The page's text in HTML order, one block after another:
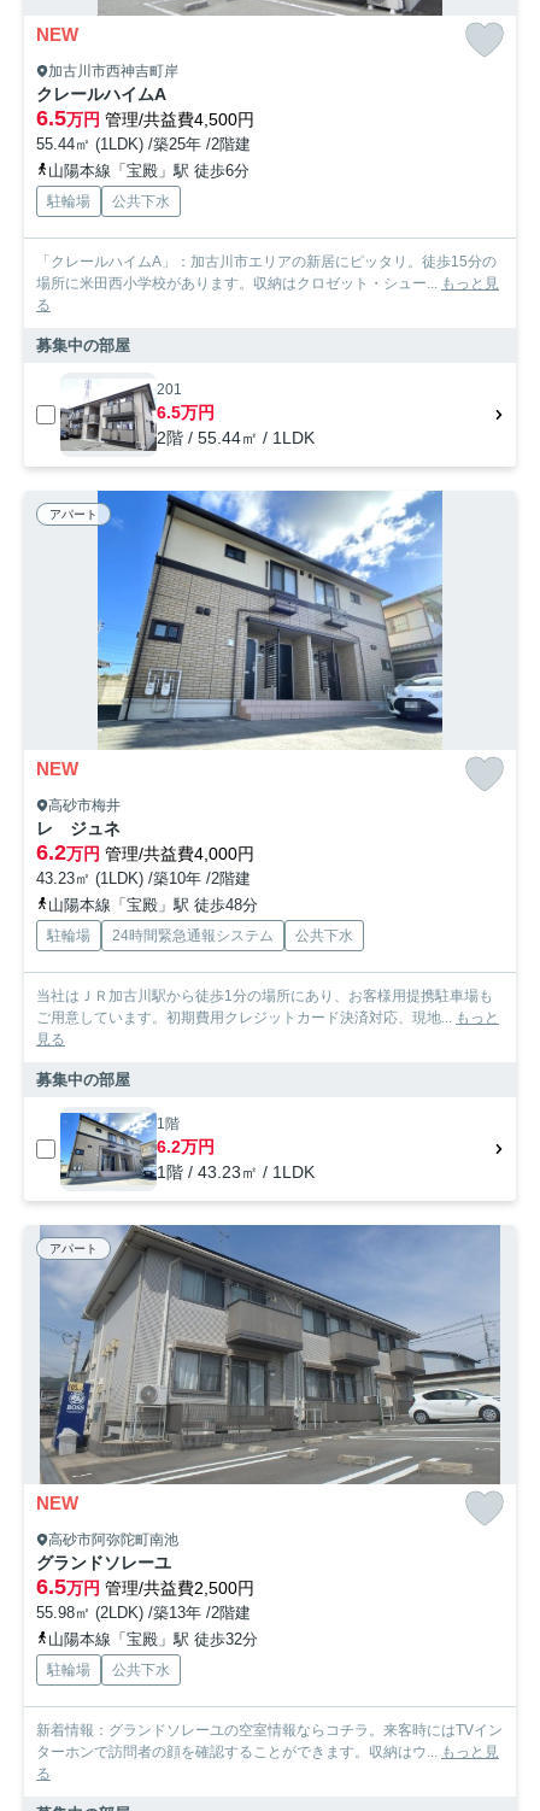
NEW
加古川市西神吉町岸
クレールハイムA
6.5万円 管理/共益費4,500円
55.44㎡ (1LDK) /築25年 /2階建
山陽本線「宝殿」駅 徒歩6分
駐輪場 公共下水
「クレールハイムA」：加古川市エリアの新居にピッタリ。徒歩15分の
場所に米田西小学校があります。収納はクロゼット・シュー... もっと見
る
募集中の部屋
201
6.5万円
2階 / 55.44㎡ / 1LDK
アパート
NEW
高砂市梅井
レ ジュネ
6.2万円 管理/共益費4,000円
43.23㎡ (1LDK) /築10年 /2階建
山陽本線「宝殿」駅 徒歩48分
駐輪場 24時間緊急通報システム 公共下水
当社はＪＲ加古川駅から徒歩1分の場所にあり、お客様用提携駐車場も
ご用意しています。初期費用クレジットカード決済対応、現地... もっと
見る
募集中の部屋
1階
6.2万円
1階 / 43.23㎡ / 1LDK
アパート
NEW
高砂市阿弥陀町南池
グランドソレーユ
6.5万円 管理/共益費2,500円
55.98㎡ (2LDK) /築13年 /2階建
山陽本線「宝殿」駅 徒歩32分
駐輪場 公共下水
新着情報：グランドソレーユの空室情報ならコチラ。来客時にはTVイン
ターホンで訪問者の顔を確認することができます。収納はウ... もっと見
る